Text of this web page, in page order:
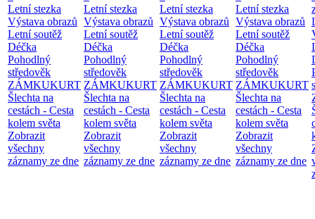
Letní stezka
Výstava obrazů
Letní soutěž
Déčka
Pohodlný
středověk
ZÁMKUKURT
Šlechta na
cestách - Cesta
kolem světa
Zobrazit
všechny
záznamy ze dne
Letní stezka
Výstava obrazů
Letní soutěž
Déčka
Pohodlný
středověk
ZÁMKUKURT
Šlechta na
cestách - Cesta
kolem světa
Zobrazit
všechny
záznamy ze dne
Letní stezka
Výstava obrazů
Letní soutěž
Déčka
Pohodlný
středověk
ZÁMKUKURT
Šlechta na
cestách - Cesta
kolem světa
Zobrazit
všechny
záznamy ze dne
Letní stezka
Výstava obrazů
Letní soutěž
Déčka
Pohodlný
středověk
ZÁMKUKURT
Šlechta na
cestách - Cesta
kolem světa
Zobrazit
všechny
záznamy ze dne